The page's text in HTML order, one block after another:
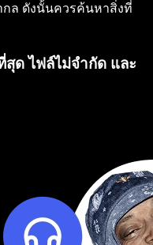
กล ดังนั้นควรค้นหาสิ่งที่
สุด ไฟล์ไม่จำกัด และ